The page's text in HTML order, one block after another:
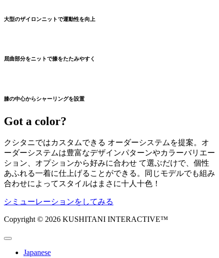
大型のザイロンニットで運動性を向上
屈曲部分をニットで膝をたたみやすく
膝の中心からシャーリングを設置
Got a color?
クシタニではカスタムできる オーダーシステムを提案。オ
ーダーシステムは豊富なデザインパターンやカラーバリエー
ション、オプションから好みに合わせ て選ぶだけで、個性
あふれる一着に仕上げることができる。同じモデルでも組み
合わせによってスタイルはまさに十人十色！
シミューレーションをしてみる
Copyright © 2026 KUSHITANI INTERACTIVE™
Japanese